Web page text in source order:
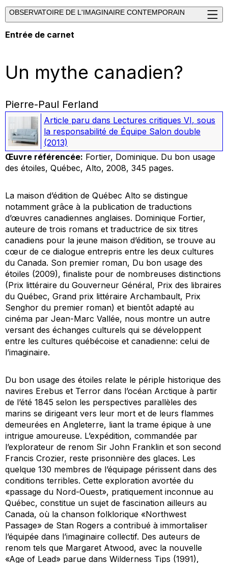
OBSERVATOIRE DE L'IMAGINAIRE CONTEMPORAIN
Entrée de carnet
Un mythe canadien?
Pierre-Paul Ferland
Article paru dans Lectures critiques VI, sous
la responsabilité de Équipe Salon double
(2013)
Œuvre référencée: Fortier, Dominique. Du bon usage
des étoiles, Québec, Alto, 2008, 345 pages.
La maison d’édition de Québec Alto se distingue
notamment grâce à la publication de traductions
d’œuvres canadiennes anglaises. Dominique Fortier,
auteure de trois romans et traductrice de six titres
canadiens pour la jeune maison d’édition, se trouve au
cœur de ce dialogue entrepris entre les deux cultures
du Canada. Son premier roman, Du bon usage des
étoiles (2009), finaliste pour de nombreuses distinctions
(Prix littéraire du Gouverneur Général, Prix des libraires
du Québec, Grand prix littéraire Archambault, Prix
Senghor du premier roman) et bientôt adapté au
cinéma par Jean-Marc Vallée, nous montre un autre
versant des échanges culturels qui se développent
entre les cultures québécoise et canadienne: celui de
l’imaginaire.
Du bon usage des étoiles relate le périple historique des
navires Erebus et Terror dans l’océan Arctique à partir
de l’été 1845 selon les perspectives parallèles des
marins se dirigeant vers leur mort et de leurs flammes
demeurées en Angleterre, liant la trame épique à une
intrigue amoureuse. L’expédition, commandée par
l’explorateur de renom Sir John Franklin et son second
Francis Crozier, reste prisonnière des glaces. Les
quelque 130 membres de l’équipage périssent dans des
conditions terribles. Cette exploration avortée du
«passage du Nord-Ouest», pratiquement inconnue au
Québec, constitue un sujet de fascination ailleurs au
Canada, où la chanson folklorique «Northwest
Passage» de Stan Rogers a contribué à immortaliser
l’équipée dans l’imaginaire collectif. Des auteurs de
renom tels que Margaret Atwood, avec la nouvelle
«Age of Lead» parue dans Wilderness Tips (1991),